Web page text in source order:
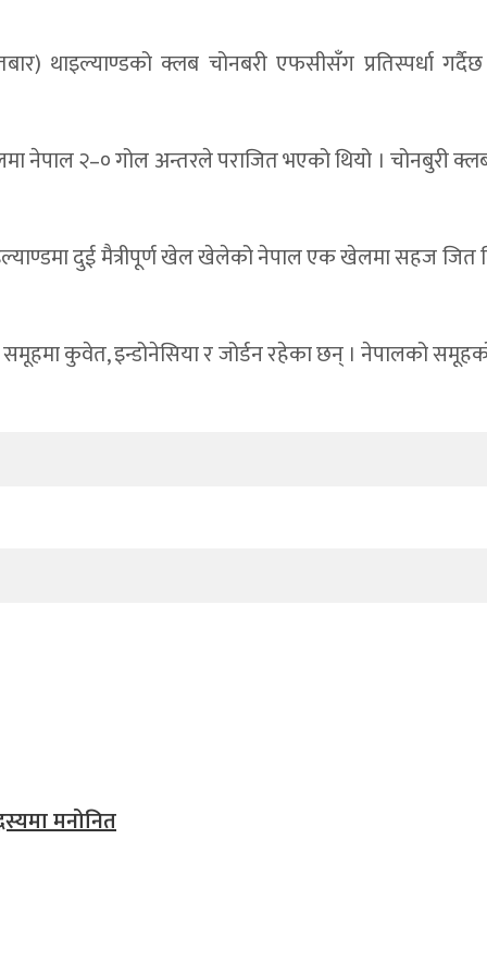
थाइल्याण्डको क्लब चोनबरी एफसीसँग प्रतिस्पर्धा
नेपाल २–० गोल अन्तरले पराजित भएको थियो । चोनबुरी
दुई मैत्रीपूर्ण खेल खेलेको नेपाल एक खेलमा सहज जित
समूहमा कुवेत, इन्डोनेसिया र जोर्डन रहेका छन् ।
मनोनित